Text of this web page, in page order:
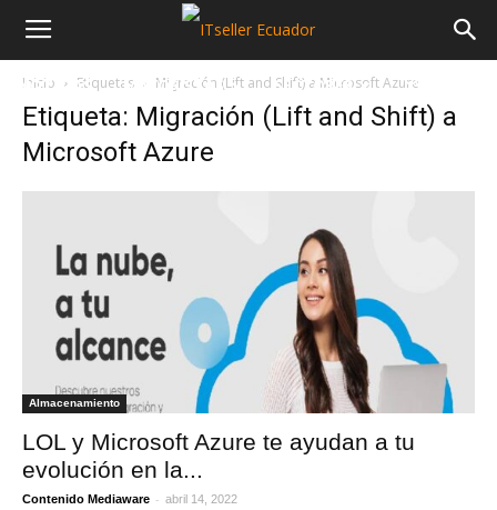
NOTICIAS MAYORISTAS SECTORES
Inicio Etiquetas Migración (Lift and Shift) a Microsoft Azure
Etiqueta: Migración (Lift and Shift) a
Microsoft Azure
Almacenamiento
LOL y Microsoft Azure te ayudan a tu
evolución en la...
Contenido Mediaware - abril 14, 2022